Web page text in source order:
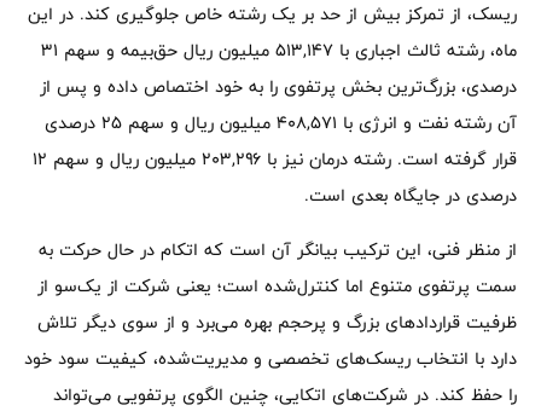
ریسک، از تمرکز بیش از حد بر یک رشته خاص جلوگیری کند. در این
ماه، رشته ثالث اجباری با ۵۱۳,۱۴۷ میلیون ریال حق‌بیمه و سهم ۳۱
درصدی، بزرگ‌ترین بخش پرتفوی را به خود اختصاص داده و پس از
آن رشته نفت و انرژی با ۴۰۸,۵۷۱ میلیون ریال و سهم ۲۵ درصدی
قرار گرفته است. رشته درمان نیز با ۲۰۳,۲۹۶ میلیون ریال و سهم ۱۲
درصدی در جایگاه بعدی است.
از منظر فنی، این ترکیب بیانگر آن است که اتکام در حال حرکت به
سمت پرتفوی متنوع اما کنترل‌شده است؛ یعنی شرکت از یک‌سو از
ظرفیت قراردادهای بزرگ و پرحجم بهره می‌برد و از سوی دیگر تلاش
دارد با انتخاب ریسک‌های تخصصی و مدیریت‌شده، کیفیت سود خود
را حفظ کند. در شرکت‌های اتکایی، چنین الگوی پرتفویی می‌تواند